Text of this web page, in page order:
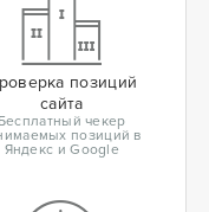
позиций
сайта
Бесплатный чекер
позиций в
Яндекс и Google